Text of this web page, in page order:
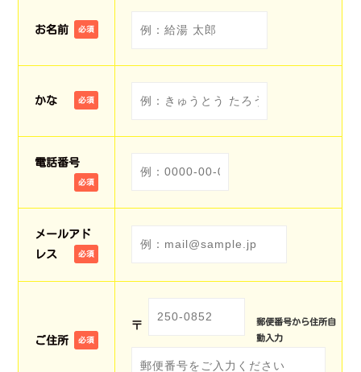
お名前 必須
かな 必須
電話番号
必須
メールアド
レス
必須
ご住所 必須
〒
郵便番号から住所自
動入力